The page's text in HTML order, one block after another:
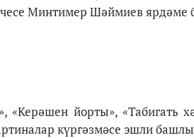
Минтимер Шәймиев ярдәме
йорты», «Табигать
күргәзмәсе эшли